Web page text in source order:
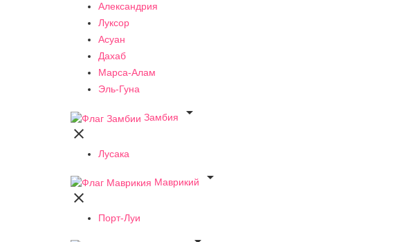
Александрия
Луксор
Асуан
Дахаб
Марса-Алам
Эль-Гуна
Замбия


Лусака
Маврикий


Порт-Луи